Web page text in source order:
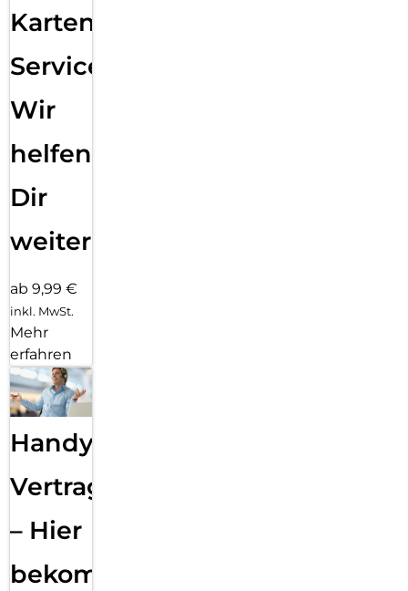
Karten
Service:
Wir
helfen
Dir
weiter
ab 9,99 €
inkl. MwSt.
Mehr
erfahren
Handy
Vertragsabwicklung
– Hier
bekommst